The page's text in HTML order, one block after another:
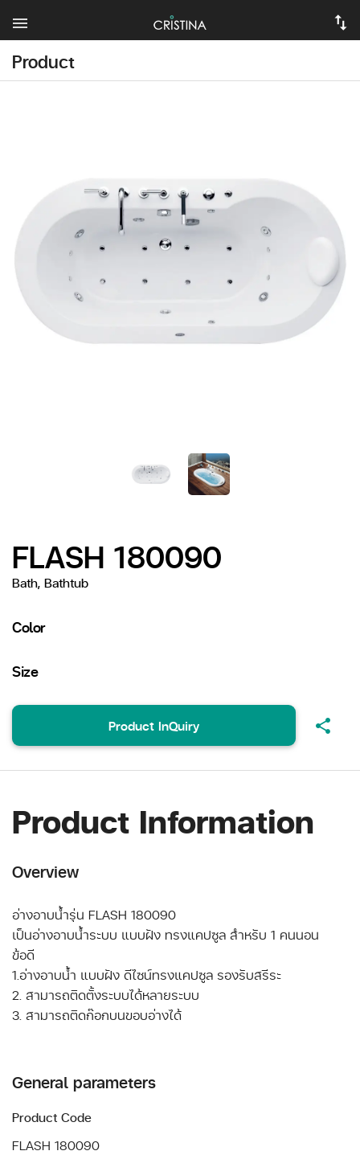
Product
FLASH 180090
Bath, Bathtub
Color
Size
Product InQuiry share
Product Information
Overview
อ่างอาบน้ำรุ่น FLASH 180090
เป็นอ่างอาบน้ำระบบ แบบฝัง ทรงแคปซูล สำหรับ 1 คนนอน
ข้อดี
1.อ่างอาบน้ำ แบบฝัง ดีไซน์ทรงแคปซูล รองรับสรีระ
2. สามารถติดตั้งระบบได้หลายระบบ
3. สามารถติดก๊อกบนขอบอ่างได้
General parameters
Product Code
FLASH 180090